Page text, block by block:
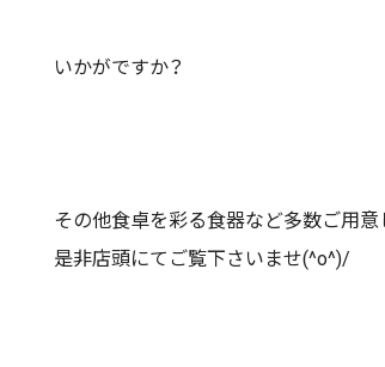
いかがですか？
その他食卓を彩る食器など多数ご用
是非店頭にてご覧下さいませ(^o^)/